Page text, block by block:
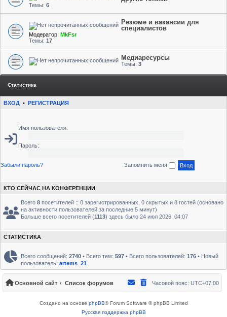
Темы: 6
Резюме и вакансии для
специалистов
Модератор: MkFsr
Темы: 17
Медиаресурсы
Темы: 3
Статистика
ВХОД • РЕГИСТРАЦИЯ
Имя пользователя:
Пароль:
Забыли пароль? Запомнить меня
КТО СЕЙЧАС НА КОНФЕРЕНЦИИ
Всего 8 посетителей :: 0 зарегистрированных, 0 скрытых и 8 гостей (основано
на активности пользователей за последние 5 минут)
Больше всего посетителей (1113) здесь было 24 июл 2026, 04:07
СТАТИСТИКА
Всего сообщений: 2740 • Всего тем: 597 • Всего пользователей: 176 • Новый
пользователь: artems_21
Основной сайт Список форумов Часовой пояс: UTC+07:00
Создано на основе phpBB® Forum Software © phpBB Limited
Русская поддержка phpBB